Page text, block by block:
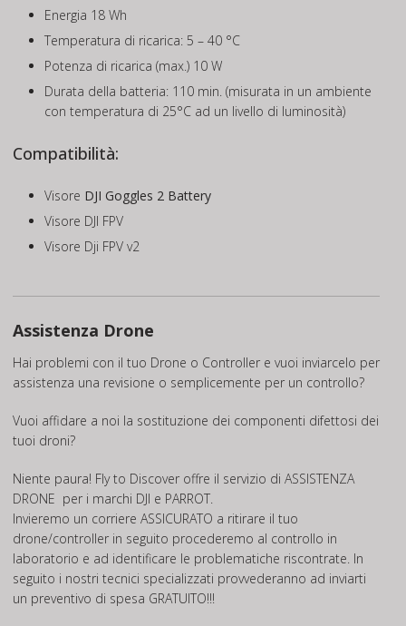
Energia 18 Wh
Temperatura di ricarica: 5 – 40 °C
Potenza di ricarica (max.) 10 W
Durata della batteria: 110 min. (misurata in un ambiente
con temperatura di 25°C ad un livello di luminosità)
Compatibilità:
Visore DJI Goggles 2 Battery
Visore DJI FPV
Visore Dji FPV v2
Assistenza Drone
Hai problemi con il tuo Drone o Controller e vuoi inviarcelo per
assistenza una revisione o semplicemente per un controllo?
Vuoi affidare a noi la sostituzione dei componenti difettosi dei
tuoi droni?
Niente paura! Fly to Discover offre il servizio di ASSISTENZA
DRONE per i marchi DJI e PARROT.
Invieremo un corriere ASSICURATO a ritirare il tuo
drone/controller in seguito procederemo al controllo in
laboratorio e ad identificare le problematiche riscontrate. In
seguito i nostri tecnici specializzati provvederanno ad inviarti
un preventivo di spesa GRATUITO!!!